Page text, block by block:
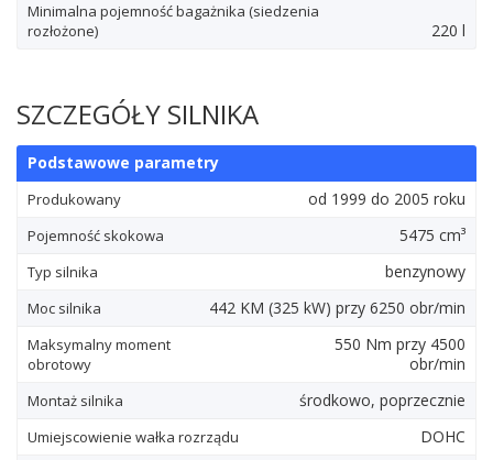
Minimalna pojemność bagażnika (siedzenia
rozłożone)
220 l
SZCZEGÓŁY SILNIKA
Podstawowe parametry
Produkowany od 1999 do 2005 roku
Pojemność skokowa 5475 cm³
Typ silnika benzynowy
Moc silnika 442 KM (325 kW) przy 6250 obr/min
Maksymalny moment
obrotowy
550 Nm przy 4500
obr/min
Montaż silnika środkowo, poprzecznie
Umiejscowienie wałka rozrządu DOHC